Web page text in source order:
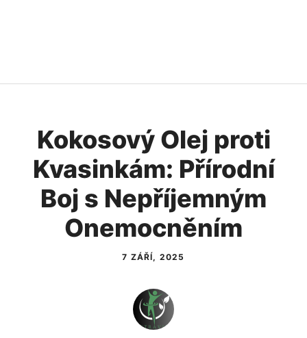
Kokosový Olej proti
Kvasinkám: Přírodní
Boj s Nepříjemným
Onemocněním
7 ZÁŘÍ, 2025